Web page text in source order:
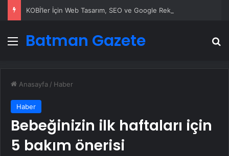
Menü
Batman Gazete
Anasayfa / Haber
Haber
Bebeğinizin ilk haftaları için
5 bakım önerisi